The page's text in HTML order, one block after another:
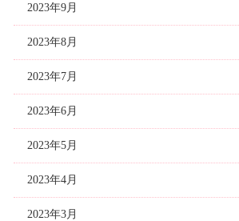
2023年9月
2023年8月
2023年7月
2023年6月
2023年5月
2023年4月
2023年3月